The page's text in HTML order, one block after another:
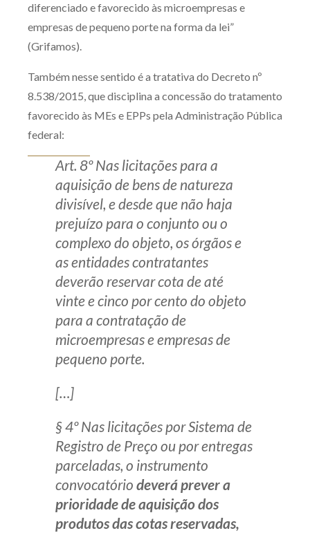
diferenciado e favorecido às microempresas e
empresas de pequeno porte na forma da lei”
(Grifamos).
Também nesse sentido é a tratativa do Decreto nº
8.538/2015, que disciplina a concessão do tratamento
favorecido às MEs e EPPs pela Administração Pública
federal:
Art. 8º Nas licitações para a
aquisição de bens de natureza
divisível, e desde que não haja
prejuízo para o conjunto ou o
complexo do objeto, os órgãos e
as entidades contratantes
deverão reservar cota de até
vinte e cinco por cento do objeto
para a contratação de
microempresas e empresas de
pequeno porte.
[…]
§ 4º Nas licitações por Sistema de
Registro de Preço ou por entregas
parceladas, o instrumento
convocatório deverá prever a
prioridade de aquisição dos
produtos das cotas reservadas,